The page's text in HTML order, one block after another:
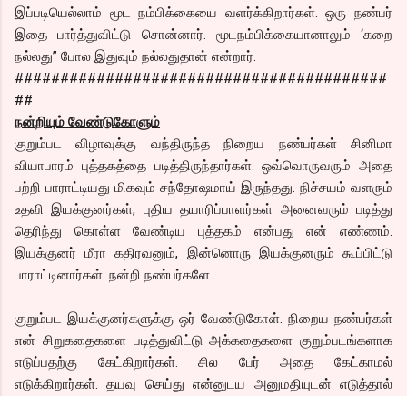
இப்படியெல்லாம் மூட நம்பிக்கையை வளர்க்கிறார்கள். ஒரு நண்பர்
இதை பார்த்துவிட்டு சொன்னார். மூடநம்பிக்கையானாலும் ‘கறை
நல்லது” போல இதுவும் நல்லதுதான் என்றார்.
#########################################
##
நன்றியும் வேண்டுகோளும்
குறும்பட விழாவுக்கு வந்திருந்த நிறைய நண்பர்கள் சினிமா
வியாபாரம் புத்தகத்தை படித்திருந்தார்கள். ஒவ்வொருவரும் அதை
பற்றி பாராட்டியது மிகவும் சந்தோஷமாய் இருந்தது. நிச்சயம் வளரும்
உதவி இயக்குனர்கள், புதிய தயாரிப்பாளர்கள் அனைவரும் படித்து
தெரிந்து கொள்ள வேண்டிய புத்தகம் என்பது என் எண்ணம்.
இயக்குனர் மீரா கதிரவனும், இன்னொரு இயக்குனரும் கூப்பிட்டு
பாராட்டினார்கள். நன்றி நண்பர்களே..
குறும்பட இயக்குனர்களுக்கு ஒர் வேண்டுகோள். நிறைய நண்பர்கள்
என் சிறுகதைகளை படித்துவிட்டு அக்கதைகளை குறும்படங்களாக
எடுப்பதற்கு கேட்கிறார்கள். சில பேர் அதை கேட்காமல்
எடுக்கிறார்கள். தயவு செய்து என்னுடய அனுமதியுடன் எடுத்தால்